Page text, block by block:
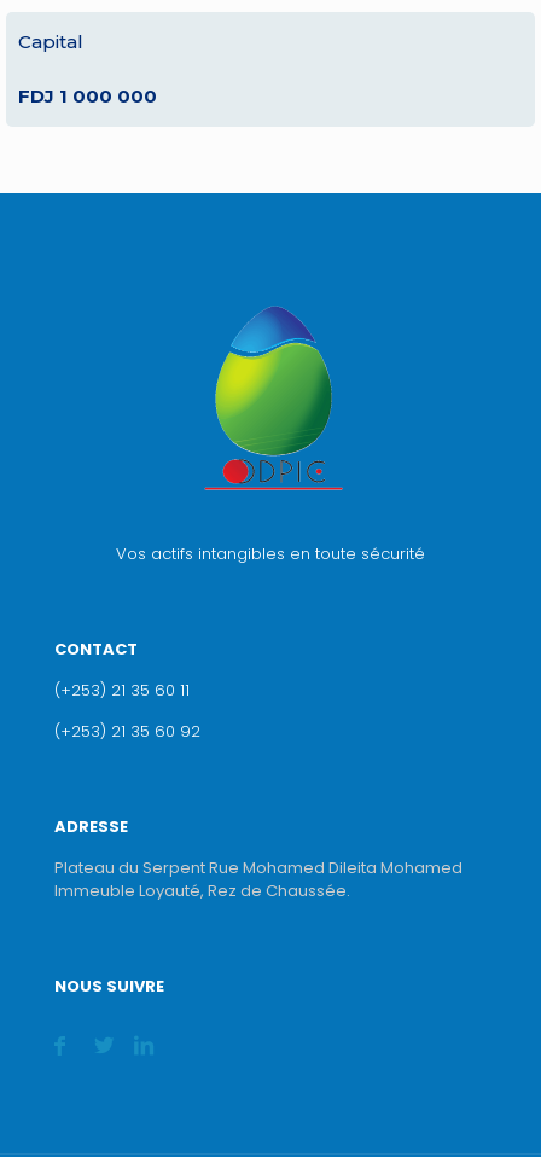
Capital
FDJ 1 000 000
Vos actifs intangibles en toute sécurité
CONTACT
(+253) 21 35 60 11
(+253) 21 35 60 92
ADRESSE
Plateau du Serpent Rue Mohamed Dileita Mohamed
Immeuble Loyauté, Rez de Chaussée.
NOUS SUIVRE